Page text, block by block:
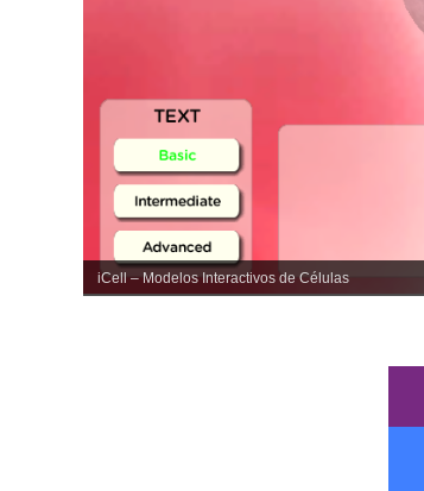
iCell – Modelos Interactivos de Células